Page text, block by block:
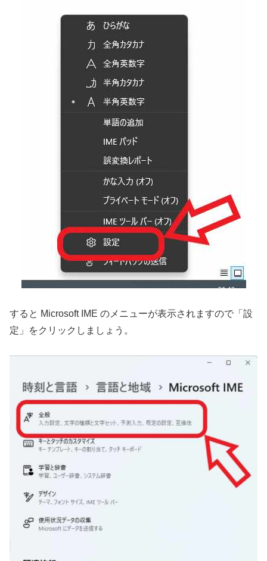
すると Microsoft IME のメニューが表示されますので「設
定」をクリックしましょう。